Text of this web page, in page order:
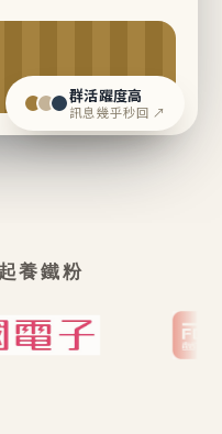
群活躍度高
訊息幾乎秒回 ↗
養鐵粉